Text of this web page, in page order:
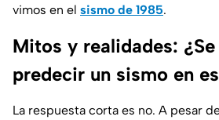
vimos en el sismo de 1985.
Mitos y realidades:
predecir un sismo en
La respuesta corta es no. A pesar